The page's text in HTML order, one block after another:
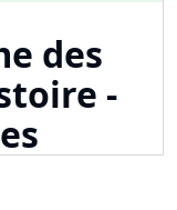
des
-